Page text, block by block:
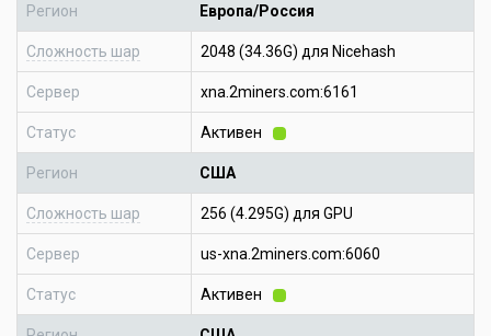
Регион Европа/Россия
Сложность шар 2048 (34.36G) для Nicehash
Сервер xna.2miners.com:6161
Статус Активен
Регион США
Сложность шар 256 (4.295G) для GPU
Сервер us-xna.2miners.com:6060
Статус Активен